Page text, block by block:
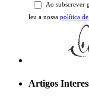
Ao subscrever
leu a nossa política
Artigos